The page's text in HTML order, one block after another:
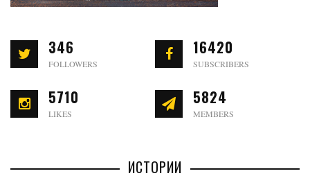
346
FOLLOWERS
16420
SUBSCRIBERS
5710
LIKES
5824
MEMBERS
ИСТОРИИ